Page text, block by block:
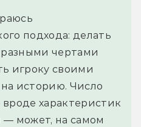
подхода: делать
чертами
игроку своими
историю. Число
характеристик
может, на самом